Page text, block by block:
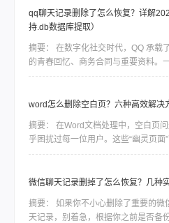
付费的顺序，把我试过靠谱的几个方
诉你，重点解决怎样恢复坏的硬盘数据
问题。
qq聊天记录删除了怎么恢复？详解
持.db数据库提取）
摘要：
的青春回忆、商务合同与重要资料。
删聊天记录，由于 QQ 数据的加密特
等同于永久抹除。在数据底层，删除
数据尚未覆盖该区域，通过合理的方
有很大几率找回。
word怎么删除空白页？六种高效解决
摘要：
乎困扰过每一位用户。这些“幽灵页面
由分页符残留、段落格式异常、表格
白页呢？本文结合最新Office版本特
冗余页面。
微信聊天记录删掉了怎么恢复？几种
摘要：
天记录，别着急，根据你之前是否备